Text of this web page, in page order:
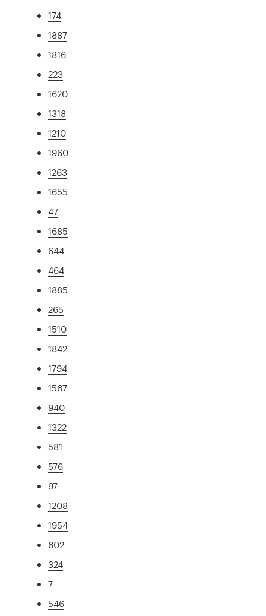
174
1887
1816
223
1620
1318
1210
1960
1263
1655
47
1685
644
464
1885
265
1510
1842
1794
1567
940
1322
581
576
97
1208
1954
602
324
7
546